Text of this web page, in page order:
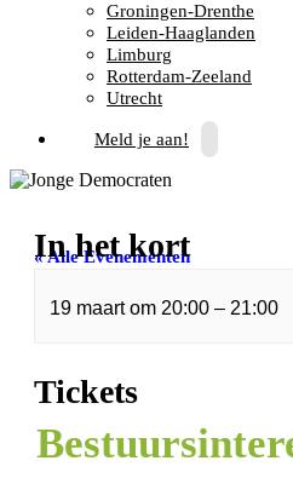
Groningen-Drenthe
Leiden-Haaglanden
Limburg
Rotterdam-Zeeland
Utrecht
Meld je aan!
« Alle Evenementen
Dit evenement is voorbij.
In het kort
19 maartom 20:00 – 21:00
Tickets